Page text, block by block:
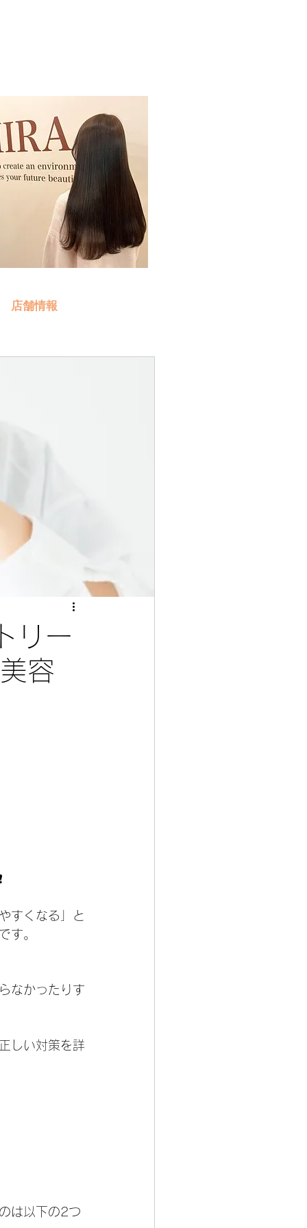
店舗情報
リー
容
すくなる」と
す。
なかったりす
しい対策を詳
は以下の2つ